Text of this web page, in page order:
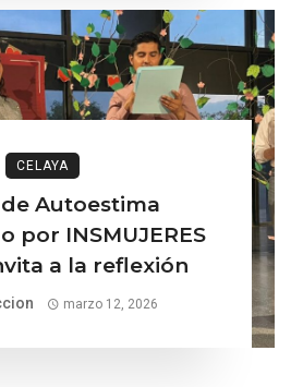
CELAYA
Autoestima
por INSMUJERES
a la reflexión
marzo 12, 2026